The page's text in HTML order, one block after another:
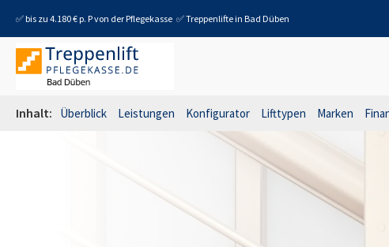
✅ bis zu 4.180 € p. P von der Pflegekasse ✅ Treppenlifte in Bad Düben
Inhalt: Überblick Leistungen Konfigurator Lifttypen Marken